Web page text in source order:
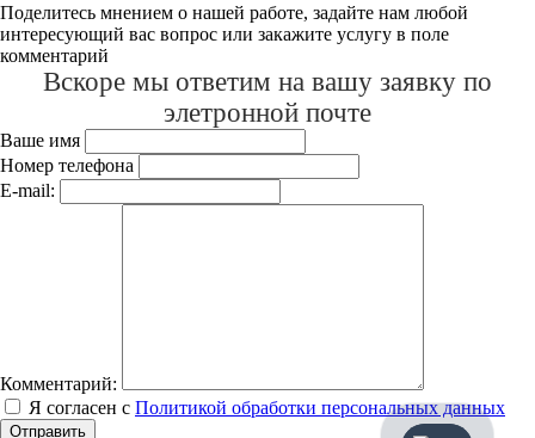
Поделитесь мнением о нашей работе, задайте нам любой
интересующий вас вопрос или закажите услугу в поле
комментарий
Вскоре мы ответим на вашу заявку по
элетронной почте
Ваше имя
Номер телефона
E-mail:
Комментарий:
Я согласен с Политикой обработки персональных данных
Отправить